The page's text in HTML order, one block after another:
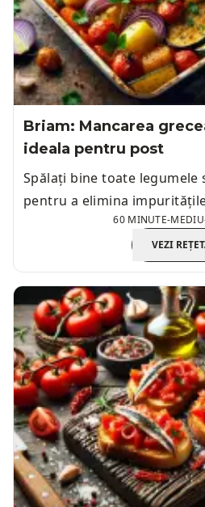
Briam: Mancarea
ideala pentru post
Spălați bine toate legumele
pentru a elimina
60 MINUTE-MEDIU
VEZI